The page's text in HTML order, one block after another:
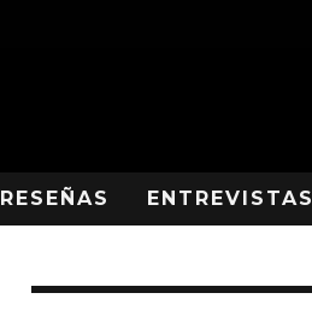
RESEÑAS ENTREVISTAS